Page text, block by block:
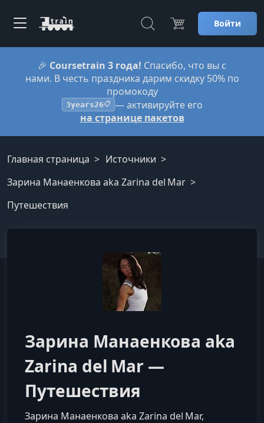
Войти
🎉 Coursetrain 3 года! Спасибо, что вы с
нами. В честь праздника дарим скидку 50% по
промокоду
3years26📋 — активируйте его
на странице пакетов
Главная страница
Источники
Зарина Манаенкова aka Zarina del Mar
Путешествия
Зарина Манаенкова aka
Zarina del Mar —
Путешествия
Зарина Манаенкова aka Zarina del Mar,